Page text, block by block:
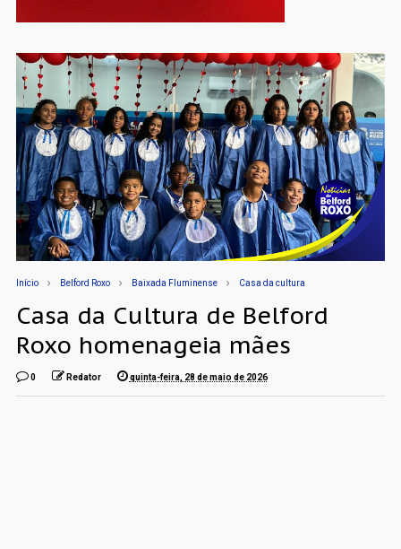
Início Belford Roxo Baixada Fluminense Casa da cultura
Casa da Cultura de Belford
Roxo homenageia mães
0 Redator quinta-feira, 28 de maio de 2026